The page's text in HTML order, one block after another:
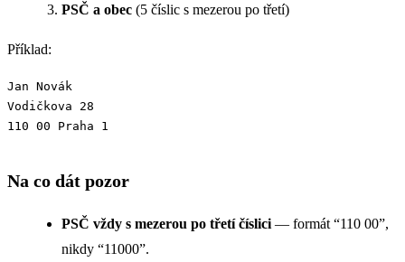
PSČ a obec (5 číslic s mezerou po třetí)
Příklad:
Jan Novák
Vodičkova 28
110 00 Praha 1
Na co dát pozor
PSČ vždy s mezerou po třetí číslici — formát “110 00”,
nikdy “11000”.